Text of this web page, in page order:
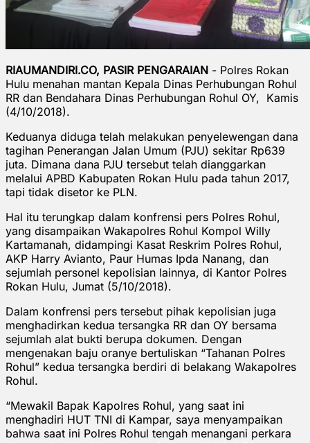
RIAUMANDIRI.CO, PASIR PENGARAIAN - Polres Rokan
Hulu menahan mantan Kepala Dinas Perhubungan Rohul
RR dan Bendahara Dinas Perhubungan Rohul OY, Kamis
(4/10/2018).
Keduanya diduga telah melakukan penyelewengan dana
tagihan Penerangan Jalan Umum (PJU) sekitar Rp639
juta. Dimana dana PJU tersebut telah dianggarkan
melalui APBD Kabupaten Rokan Hulu pada tahun 2017,
tapi tidak disetor ke PLN.
Hal itu terungkap dalam konfrensi pers Polres Rohul,
yang disampaikan Wakapolres Rohul Kompol Willy
Kartamanah, didampingi Kasat Reskrim Polres Rohul,
AKP Harry Avianto, Paur Humas Ipda Nanang, dan
sejumlah personel kepolisian lainnya, di Kantor Polres
Rokan Hulu, Jumat (5/10/2018).
Dalam konfrensi pers tersebut pihak kepolisian juga
menghadirkan kedua tersangka RR dan OY bersama
sejumlah alat bukti berupa dokumen. Dengan
mengenakan baju oranye bertuliskan “Tahanan Polres
Rohul” kedua tersangka berdiri di belakang Wakapolres
Rohul.
“Mewakil Bapak Kapolres Rohul, yang saat ini
menghadiri HUT TNI di Kampar, saya menyampaikan
bahwa saat ini Polres Rohul tengah menangani perkara